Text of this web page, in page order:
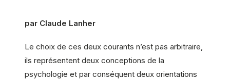
par Claude Lanher
Le choix de ces deux courants n’est pas arbitraire,
ils représentent deux conceptions de la
psychologie et par conséquent deux orientations